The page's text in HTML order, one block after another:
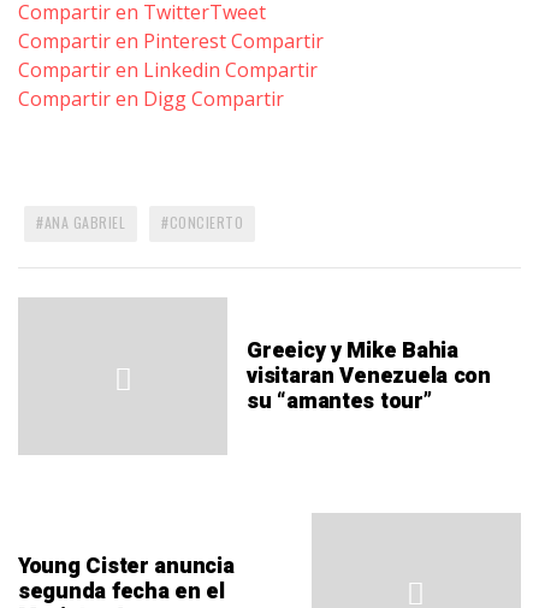
Compartir en TwitterTweet
Compartir en PinterestCompartir
Compartir en Linkedin Compartir
Compartir en DiggCompartir
ANA GABRIEL CONCIERTO
Greeicy y Mike Bahia
visitaran Venezuela con
su “amantes tour”
Young Cister anuncia
segunda fecha en el